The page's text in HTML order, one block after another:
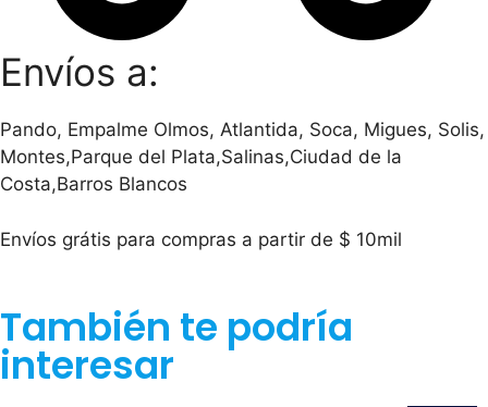
Envíos a:
Pando, Empalme Olmos, Atlantida, Soca, Migues, Solis,
Montes,Parque del Plata,Salinas,Ciudad de la
Costa,Barros Blancos
Envíos grátis para compras a partir de $ 10mil
También te podría
interesar